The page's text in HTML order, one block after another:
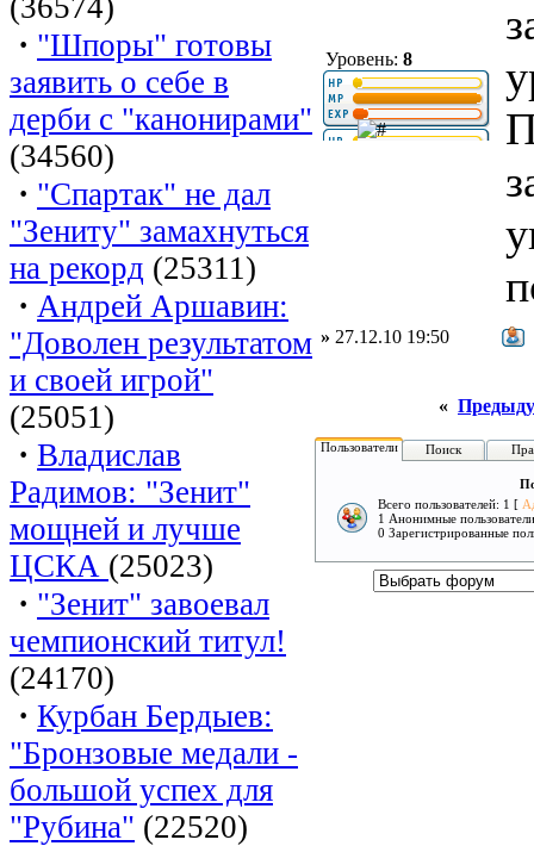
· "Шпоры" готовы
заявить о себе в
дерби с "канонирами"
(34560)
· "Спартак" не дал
"Зениту" замахнуться
на рекорд (25311)
· Андрей Аршавин:
"Доволен результатом
и своей игрой"
(25051)
· Владислав
Радимов: "Зенит"
мощней и лучше
ЦСКА (25023)
· "Зенит" завоевал
чемпионский титул!
(24170)
· Курбан Бердыев:
"Бронзовые медали -
большой успех для
"Рубина" (22520)
Уровень: 8
» 27.12.10 19:50
«
Пользователи Поиск
Всего пользователей: 1 [
1 Анонимные пользователи
0 Зарегистрированные